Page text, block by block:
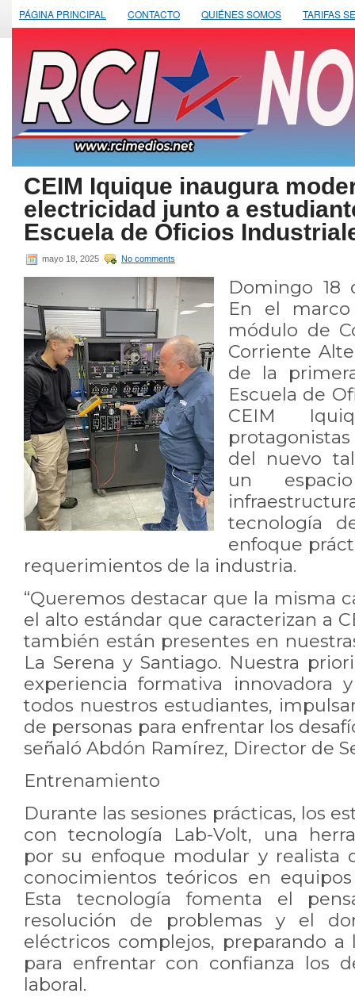
PÁGINA PRINCIPAL CONTACTO QUIÉNES SOMOS TARIFAS
CEIM Iquique inaugura
electricidad junto a
Escuela de Oficios
mayo 18, 2025 No comments
Domingo 18
En el
módulo de
Corriente
de la
Escuela de
CEIM
del nuevo
un
tecnología
enfoque
requerimientos de la industria.
“Queremos destacar que la misma
el alto estándar que caracterizan a
también están presentes en
La Serena y Santiago. Nuestra
experiencia formativa innovadora
todos nuestros estudiantes,
de personas para enfrentar los
señaló Abdón Ramírez, Director de
Entrenamiento
Durante las sesiones prácticas, los
con tecnología Lab-Volt, una
por su enfoque modular y realista
conocimientos teóricos en
Esta tecnología fomenta el
resolución de problemas y el
eléctricos complejos, preparando
para enfrentar con confianza los
laboral.